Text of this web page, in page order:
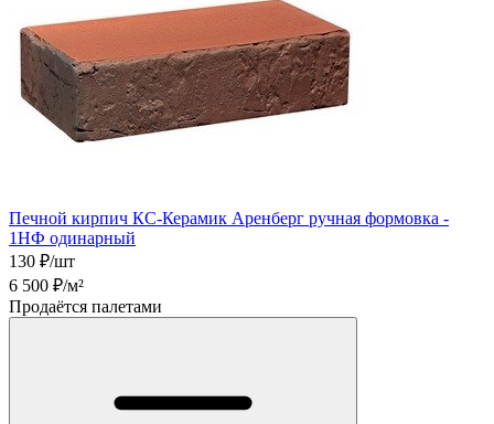
Печной кирпич КС-Керамик Аренберг ручная формовка -
1НФ одинарный
130 ₽/шт
6 500 ₽/м²
Продаётся палетами